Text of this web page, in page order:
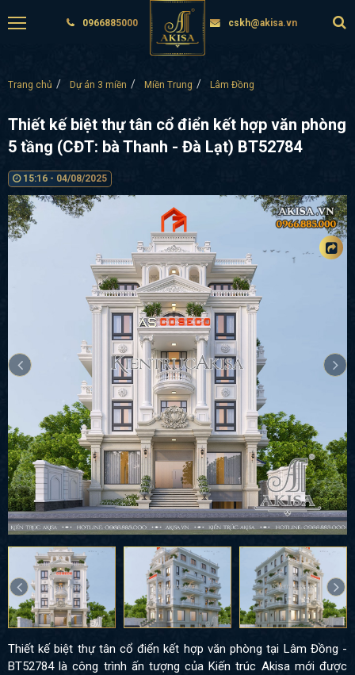
0966885000 cskh@akisa.vn
Trang chủ Dự án 3 miền Miền Trung Lâm Đồng
Thiết kế biệt thự tân cổ điển kết hợp văn phòng
5 tầng (CĐT: bà Thanh - Đà Lạt) BT52784
15:16 - 04/08/2025
Thiết kế biệt thự tân cổ điển kết hợp văn phòng tại Lâm Đồng -
BT52784 là công trình ấn tượng của Kiến trúc Akisa mới được